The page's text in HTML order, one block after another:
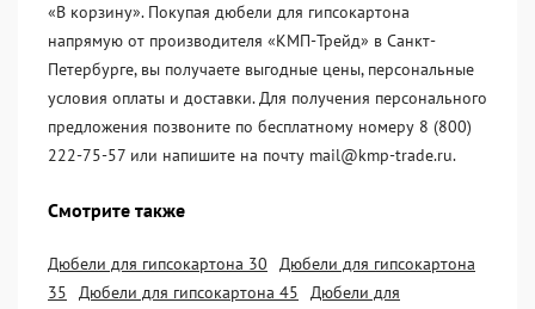
«В корзину». Покупая дюбели для гипсокартона
напрямую от производителя «KМП-Трейд» в Санкт-
Петербурге, вы получаете выгодные цены, персональные
условия оплаты и доставки. Для получения персонального
предложения позвоните по бесплатному номеру 8 (800)
222-75-57 или напишите на почту mail@kmp-trade.ru.
Смотрите также
Дюбели для гипсокартона 30
Дюбели для гипсокартона
35
Дюбели для гипсокартона 45
Дюбели для